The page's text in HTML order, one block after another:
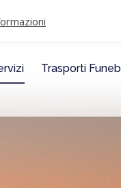
richiesta. Da quattro
Trasporti